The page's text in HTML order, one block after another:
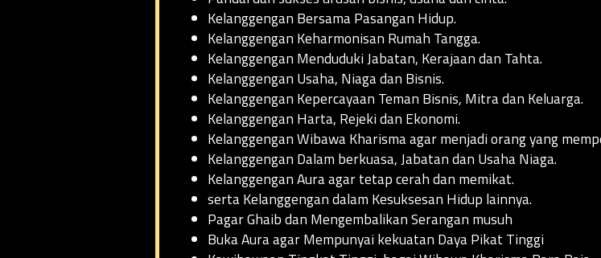
Kelanggengan Bersama Pasangan Hidup.
Kelanggengan Keharmonisan Rumah Tangga.
Kelanggengan Menduduki Jabatan, Kerajaan dan Tahta.
Kelanggengan Usaha, Niaga dan Bisnis.
Kelanggengan Kepercayaan Teman Bisnis, Mitra dan Keluarga.
Kelanggengan Harta, Rejeki dan Ekonomi.
Kelanggengan Wibawa Kharisma agar menjadi orang yang
Kelanggengan Dalam berkuasa, Jabatan dan Usaha Niaga.
Kelanggengan Aura agar tetap cerah dan memikat.
serta Kelanggengan dalam Kesuksesan Hidup lainnya.
Pagar Ghaib dan Mengembalikan Serangan musuh
Buka Aura agar Mempunyai kekuatan Daya Pikat Tinggi